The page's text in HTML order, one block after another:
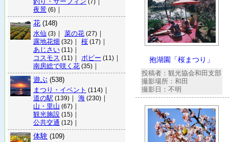
(7)
夜景 (6) ｜
花 (148)
水仙 (3) ｜ 菜の花 (27) ｜
露地花畑 (32) ｜ 桜 (17) ｜
あじさい (11) ｜
コスモス (11) ｜ ポピー (11) ｜
南房総で咲く花 (35) ｜
遊ぶ (538)
まつり・イベント (114) ｜
道の駅 (139) ｜ 海 (230) ｜
山・里山 (67) ｜
観光施設 (15) ｜
公共交通 (12) ｜
体験 (109)
抱湖園「桜まつり」
投稿者：観光協会和田支部
撮影場所：和田
撮影日：不明